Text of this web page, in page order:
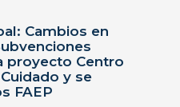
Cambios en
proyecto Centro
y se
FAEP